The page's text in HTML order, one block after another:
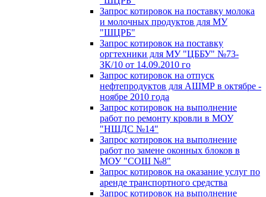
Запрос котировок на поставку молока
и молочных продуктов для МУ
"ШЦРБ"
Запрос котировок на поставку
оргтехники для МУ "ЦББУ" №73-
ЗК/10 от 14.09.2010 го
Запрос котировок на отпуск
нефтепродуктов для АШМР в октябре -
ноябре 2010 года
Запрос котировок на выполнение
работ по ремонту кровли в МОУ
"НШДС №14"
Запрос котировок на выполнение
работ по замене оконных блоков в
МОУ "СОШ №8"
Запрос котировок на оказание услуг по
аренде транспортного средства
Запрос котировок на выполнение